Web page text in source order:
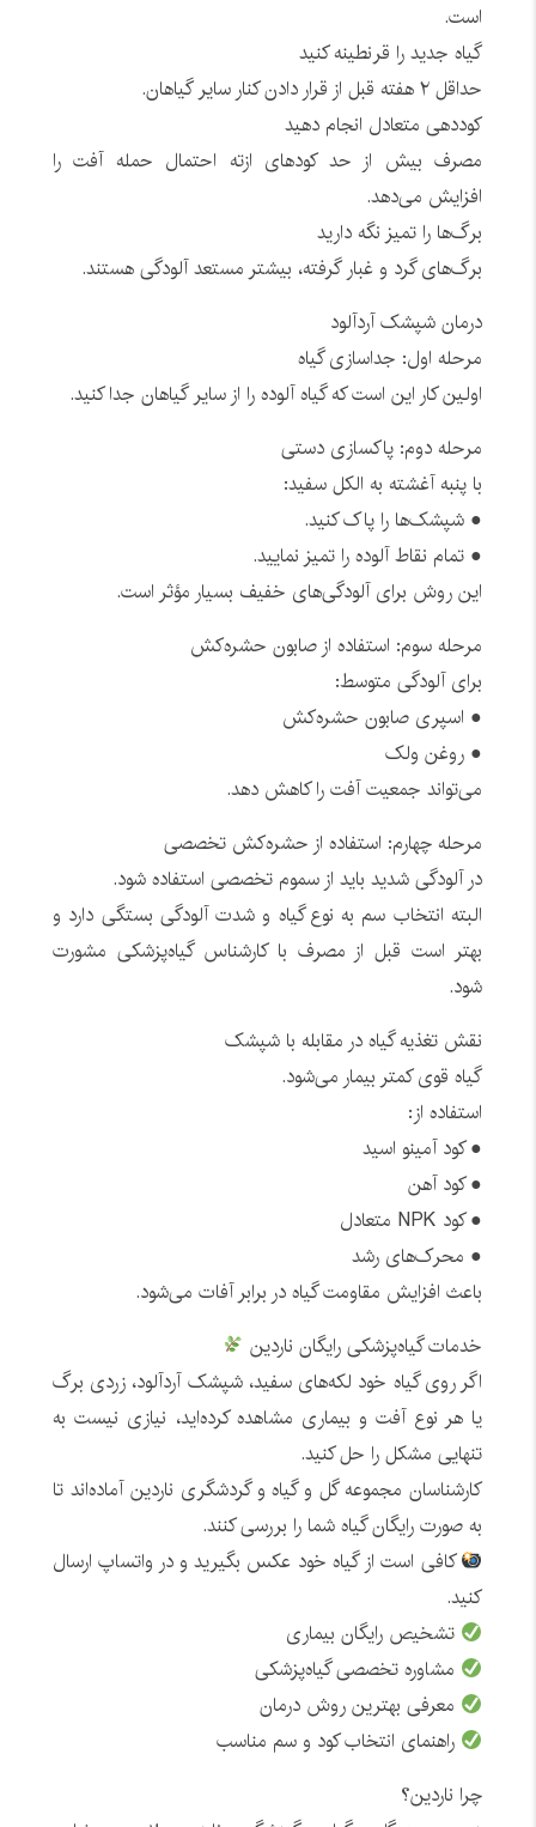
است.
گیاه جدید را قرنطینه کنید
حداقل ۲ هفته قبل از قرار دادن کنار سایر گیاهان.
کوددهی متعادل انجام دهید
مصرف بیش از حد کودهای ازته احتمال حمله آفت را
افزایش می‌دهد.
برگ‌ها را تمیز نگه دارید
برگ‌های گرد و غبار گرفته، بیشتر مستعد آلودگی هستند.
درمان شپشک آردآلود
مرحله اول: جداسازی گیاه
اولین کار این است که گیاه آلوده را از سایر گیاهان جدا کنید.
مرحله دوم: پاکسازی دستی
با پنبه آغشته به الکل سفید:
● شپشک‌ها را پاک کنید.
● تمام نقاط آلوده را تمیز نمایید.
این روش برای آلودگی‌های خفیف بسیار مؤثر است.
مرحله سوم: استفاده از صابون حشره‌کش
برای آلودگی متوسط:
● اسپری صابون حشره‌کش
● روغن ولک
می‌تواند جمعیت آفت را کاهش دهد.
مرحله چهارم: استفاده از حشره‌کش تخصصی
در آلودگی شدید باید از سموم تخصصی استفاده شود.
البته انتخاب سم به نوع گیاه و شدت آلودگی بستگی دارد و
بهتر است قبل از مصرف با کارشناس گیاه‌پزشکی مشورت
شود.
نقش تغذیه گیاه در مقابله با شپشک
گیاه قوی کمتر بیمار می‌شود.
استفاده از:
● کود آمینو اسید
● کود آهن
● کود NPK متعادل
● محرک‌های رشد
باعث افزایش مقاومت گیاه در برابر آفات می‌شود.
خدمات گیاه‌پزشکی رایگان ناردین
اگر روی گیاه خود لکه‌های سفید، شپشک آردآلود، زردی برگ
یا هر نوع آفت و بیماری مشاهده کرده‌اید، نیازی نیست به
تنهایی مشکل را حل کنید.
کارشناسان مجموعه گل و گیاه و گردشگری ناردین آماده‌اند تا
به صورت رایگان گیاه شما را بررسی کنند.
کافی است از گیاه خود عکس بگیرید و در واتساپ ارسال
کنید.
تشخیص رایگان بیماری
مشاوره تخصصی گیاه‌پزشکی
معرفی بهترین روش درمان
راهنمای انتخاب کود و سم مناسب
چرا ناردین؟